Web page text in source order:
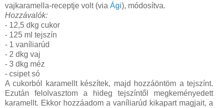
vajkaramella-receptje volt (via Ági), módosítva.
Hozzávalók:
- 12,5 dkg cukor
- 125 ml tejszín
- 1 vaníliarúd
- 2 dkg vaj
- 3 dkg méz
- csipet só
A cukorból karamellt készítek, majd hozzáöntöm a tejszínt.
Ezután felolvasztom a hideg tejszíntől megkeményedett
karamellt. Ekkor hozzáadom a vaníliarúd kikapart magjait, a